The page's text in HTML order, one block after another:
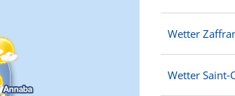
Wetter
Wetter Saint-